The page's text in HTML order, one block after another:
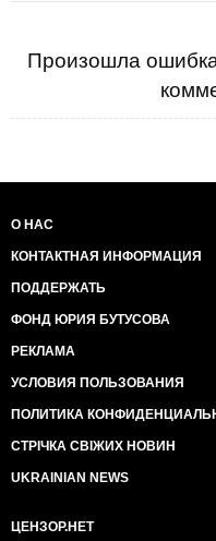
Произошла
О НАС
КОНТАКТНАЯ ИНФОРМАЦИЯ
ПОДДЕРЖАТЬ
ФОНД ЮРИЯ БУТУСОВА
РЕКЛАМА
УСЛОВИЯ ПОЛЬЗОВАНИЯ
ПОЛИТИКА
СТРІЧКА СВІЖИХ НОВИН
UKRAINIAN NEWS
ЦЕНЗОР.НЕТ